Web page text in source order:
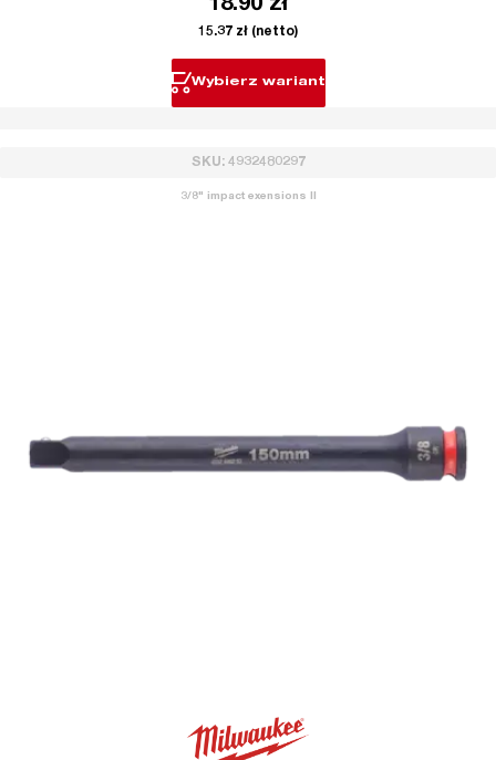
18.90 zł
15.37 zł (netto)
Wybierz wariant
SKU: 4932480297
3/8" impact exensions II